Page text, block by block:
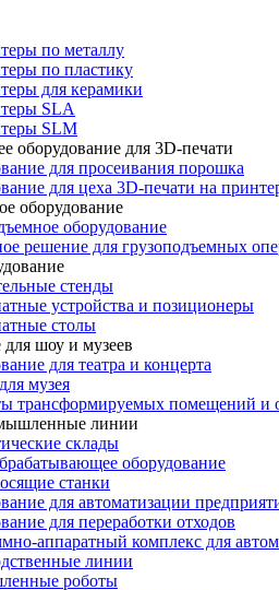
по металлу
по пластику
для керамики
SLA
SLM
оборудование для 3D-печати
для просеивания порошка
для цеха 3D-печати на
оборудование
оборудование
решение для грузоподъемных
стенды
устройства и позиционеры
столы
шоу и музеев
для театра и концерта
музея
трансформируемых помещений и
линии
склады
оборудование
станки
для автоматизации
для переработки отходов
аппаратный комплекс для
линии
роботы